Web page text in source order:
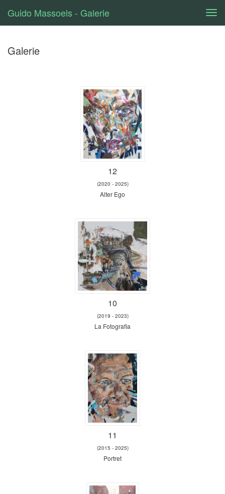
Guido Massoels - Galerie
Galerie
12
(2020 - 2025)
Alter Ego
10
(2019 - 2023)
La Fotografia
11
(2015 - 2025)
Portret